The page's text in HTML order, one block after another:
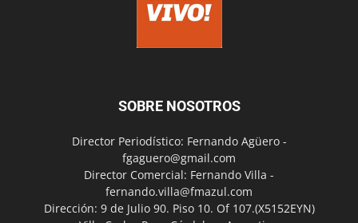
SOBRE NOSOTROS
Director Periodístico: Fernando Agüero -
fgaguero@gmail.com
Director Comercial: Fernando Villa -
fernando.villa@fmazul.com
Dirección: 9 de Julio 90. Piso 10. Of 107.(X5152EYN)